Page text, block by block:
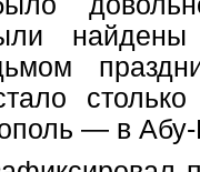
найдены
— в